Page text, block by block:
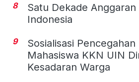
8
Satu Dekade Anggaran
Indonesia
9
Sosialisasi Pencegahan
Mahasiswa KKN UIN
Kesadaran Warga